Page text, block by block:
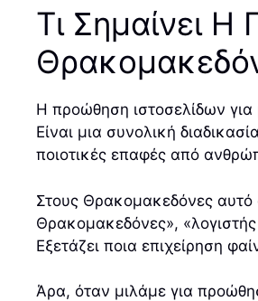
Τι Σημαίνει Η
Η προώθηση ιστοσελίδων
Είναι μια συνολική
ποιοτικές επαφές από
Στους Θρακομακεδόνες αυτό
Θρακομακεδόνες»,
Εξετάζει ποια επιχείρηση
Άρα, όταν μιλάμε για